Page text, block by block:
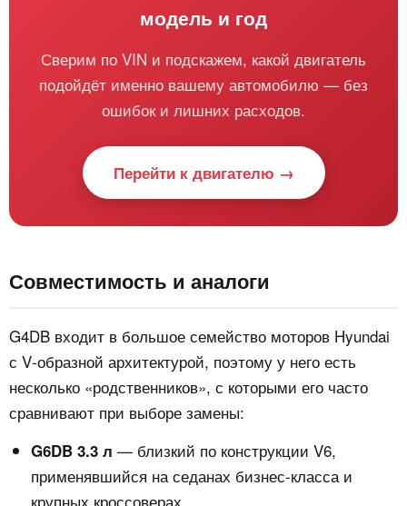
модель и год
Сверим по VIN и подскажем, какой двигатель
подойдёт именно вашему автомобилю — без
ошибок и лишних расходов.
Перейти к двигателю →
Совместимость и аналоги
G4DB входит в большое семейство моторов Hyundai
с V‑образной архитектурой, поэтому у него есть
несколько «родственников», с которыми его часто
сравнивают при выборе замены:
G6DB 3.3 л — близкий по конструкции V6,
применявшийся на седанах бизнес‑класса и
крупных кроссоверах.